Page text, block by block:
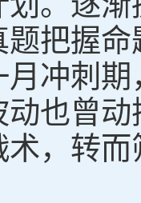
把握
冲刺
也曾
，转